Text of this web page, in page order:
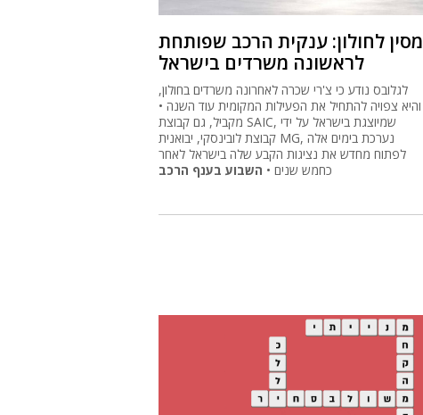
מסין לחולון: ענקית הרכב שפותחת
לראשונה משרדים בישראל
לגלובס נודע כי צ'רי שכרה לאחרונה משרדים בחולון,
והיא צפויה להתחיל את הפעילות המקומית עוד השנה •
מקביל, גם קבוצת SAIC, שמיוצגת בישראל על ידי
קבוצת לובינסקי, יבואנית MG, נערכת בימים אלה
לפתוח מחדש את נציגות הקבע שלה בישראל לאחר
כחמש שנים • השבוע בענף הרכב